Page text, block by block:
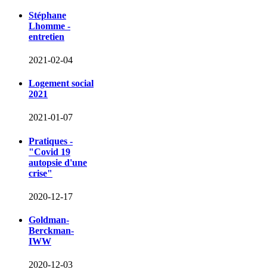
Stéphane
Lhomme -
entretien
2021-02-04
Logement social
2021
2021-01-07
Pratiques -
"Covid 19
autopsie d'une
crise"
2020-12-17
Goldman-
Berckman-
IWW
2020-12-03